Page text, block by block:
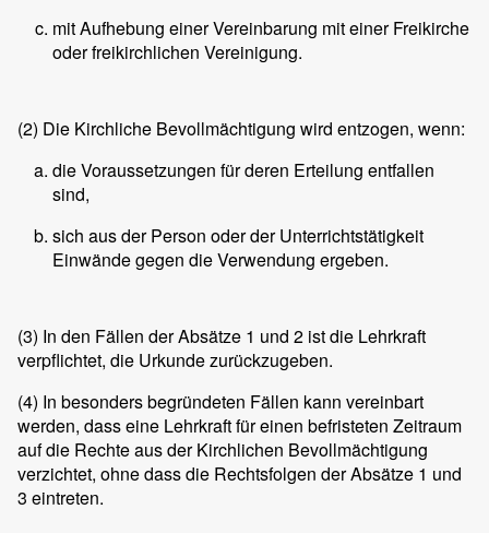
mit Aufhebung einer Vereinbarung mit einer Freikirche
oder freikirchlichen Vereinigung.
(2) Die Kirchliche Bevollmächtigung wird entzogen, wenn:
die Voraussetzungen für deren Erteilung entfallen
sind,
sich aus der Person oder der Unterrichtstätigkeit
Einwände gegen die Verwendung ergeben.
(3) In den Fällen der Absätze 1 und 2 ist die Lehrkraft
verpflichtet, die Urkunde zurückzugeben.
(4) In besonders begründeten Fällen kann vereinbart
werden, dass eine Lehrkraft für einen befristeten Zeitraum
auf die Rechte aus der Kirchlichen Bevollmächtigung
verzichtet, ohne dass die Rechtsfolgen der Absätze 1 und
3 eintreten.